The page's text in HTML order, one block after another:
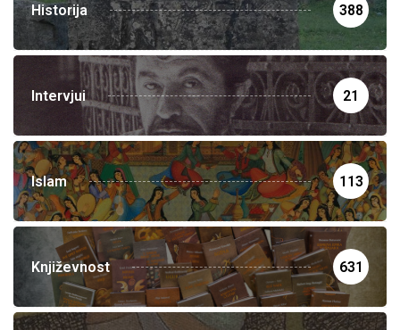
Historija 388
Intervjui 21
Islam 113
Književnost 631